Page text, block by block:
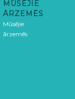
MŪSĒJIE
ĀRZEMĒS
Mūsējie
ārzemēs